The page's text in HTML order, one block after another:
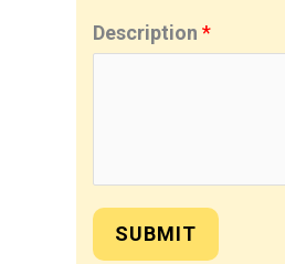
Description*
SUBMIT